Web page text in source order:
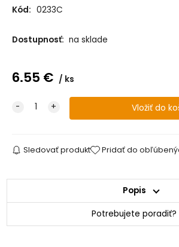
Kód: 0233C
Dostupnosť: na sklade
6.55 € ks
Sledovať produkt Pridať do
Popis
Potrebujete poradiť?